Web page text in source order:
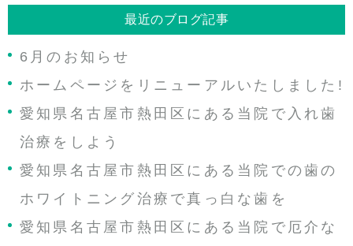
最近のブログ記事
6月のお知らせ
ホームページをリニューアルいたしました!
愛知県名古屋市熱田区にある当院で入れ歯
治療をしよう
愛知県名古屋市熱田区にある当院での歯の
ホワイトニング治療で真っ白な歯を
愛知県名古屋市熱田区にある当院で厄介な